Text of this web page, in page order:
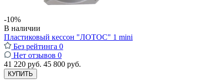
-10%
В наличии
Пластиковый кессон "ЛОТОС" 1 mini
Без рейтинга 0
Нет отзывов 0
41 220 руб. 45 800 руб.
КУПИТЬ